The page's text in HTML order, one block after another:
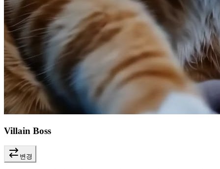
Villain Boss
변경